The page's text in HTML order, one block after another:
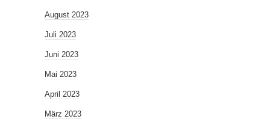
August 2023
Juli 2023
Juni 2023
Mai 2023
April 2023
März 2023